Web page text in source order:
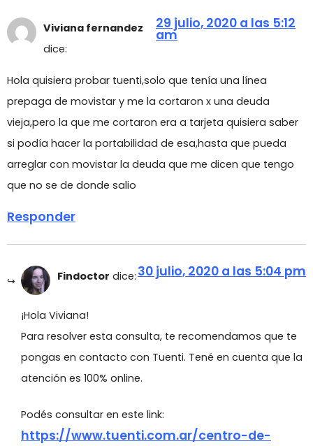
Viviana fernandez
dice:
29 julio, 2020 a las 5:12
am
Hola quisiera probar tuenti,solo que tenía una línea
prepaga de movistar y me la cortaron x una deuda
vieja,pero la que me cortaron era a tarjeta quisiera saber
si podía hacer la portabilidad de esa,hasta que pueda
arreglar con movistar la deuda que me dicen que tengo
que no se de donde salio
Responder
Findoctor dice: 30 julio, 2020 a las 5:04 pm
¡Hola Viviana!
Para resolver esta consulta, te recomendamos que te
pongas en contacto con Tuenti. Tené en cuenta que la
atención es 100% online.
Podés consultar en este link:
https://www.tuenti.com.ar/centro-de-